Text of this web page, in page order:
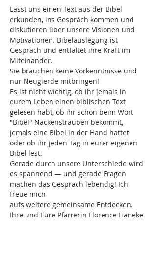
Lasst uns einen Text aus der Bibel
erkunden, ins Gespräch kommen und
diskutieren über unsere Visionen und
Motivationen. Bibelauslegung ist
Gespräch und entfaltet ihre Kraft im
Miteinander.
Sie brauchen keine Vorkenntnisse und
nur Neugierde mitbringen!
Es ist nicht wichtig, ob ihr jemals in
eurem Leben einen biblischen Text
gelesen habt, ob ihr schon beim Wort
"Bibel" Nackensträuben bekommt,
jemals eine Bibel in der Hand hattet
oder ob ihr jeden Tag in eurer eigenen
Bibel lest.
Gerade durch unsere Unterschiede wird
es spannend — und gerade Fragen
machen das Gespräch lebendig! Ich
freue mich
aufs weitere gemeinsame Entdecken.
Ihre und Eure Pfarrerin Florence Häneke